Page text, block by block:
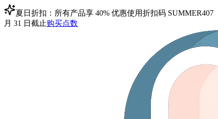
夏日折扣：所有产品享 40% 优惠使用折扣码 SUMMER407
月 31 日截止购买点数